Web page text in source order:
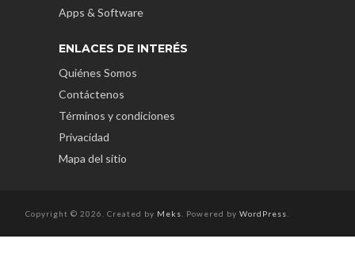
Apps & Software
ENLACES DE INTERÉS
Quiénes Somos
Contáctenos
Términos y condiciones
Privacidad
Mapa del sitio
Copyright © 2026. Created by Meks . Powered by WordPress